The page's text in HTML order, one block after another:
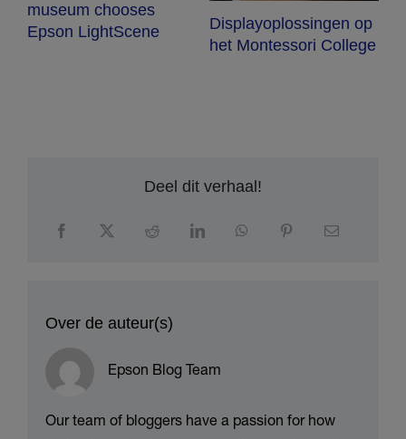
museum chooses
Epson LightScene
Displayoplossingen op
het Montessori College
Deel dit verhaal!
Over de auteur(s)
Epson Blog Team
Our team of bloggers have a passion for how